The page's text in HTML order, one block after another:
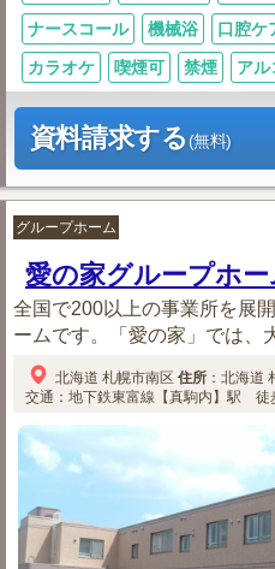
ナースコール 機械浴 口腔ケ
カラオケ 喫煙可 禁煙 アル
資料請求する(無料)
グループホーム
愛の家グループホ
全国で200以上の事業所を展
ームです。「愛の家」では、
北海道 札幌市南区 住所 ： 北海道
交通：地下鉄東富線【真駒内】駅 徒